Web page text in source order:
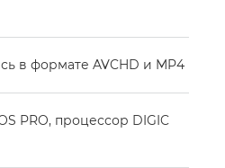
в формате AVCHD и MP4
PRO, процессор DIGIC